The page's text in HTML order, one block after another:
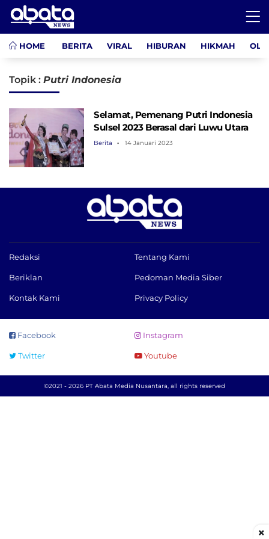
HOME BERITA VIRAL HIBURAN HIKMAH
Topik : Putri Indonesia
Selamat, Pemenang Putri Indonesia
Sulsel 2023 Berasal dari Luwu Utara
Berita 14 Januari 2023
Redaksi Tentang Kami
Beriklan Pedoman Media Siber
Kontak Kami Privacy Policy
Facebook Instagram
Twitter Youtube
©2021 - 2026 PT Abata Media Nusantara, all rights reserved
×